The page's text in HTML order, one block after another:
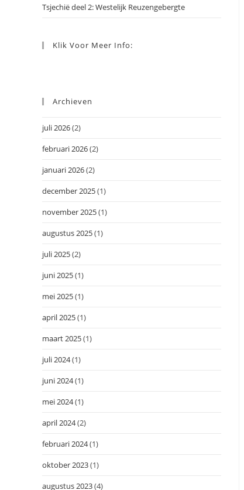
Tsjechië deel 2: Westelijk Reuzengebergte
Klik Voor Meer Info:
Archieven
juli 2026(2)
februari 2026(2)
januari 2026(2)
december 2025(1)
november 2025(1)
augustus 2025(1)
juli 2025(2)
juni 2025(1)
mei 2025(1)
april 2025(1)
maart 2025(1)
juli 2024(1)
juni 2024(1)
mei 2024(1)
april 2024(2)
februari 2024(1)
oktober 2023(1)
augustus 2023(4)